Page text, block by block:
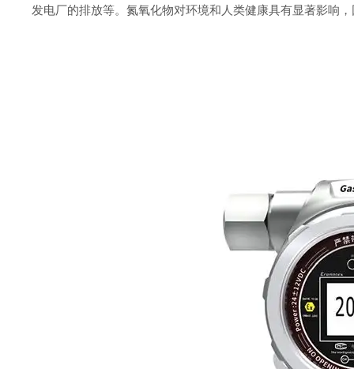
发电厂的排放等。氮氧化物对环境和人类健康具有显著影响